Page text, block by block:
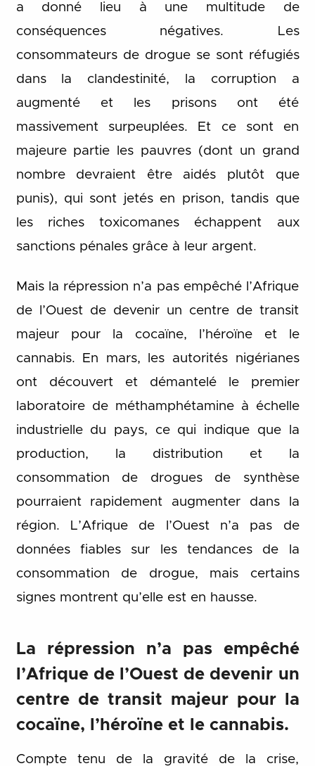
a donné lieu à une multitude de
conséquences négatives. Les
consommateurs de drogue se sont réfugiés
dans la clandestinité, la corruption a
augmenté et les prisons ont été
massivement surpeuplées. Et ce sont en
majeure partie les pauvres (dont un grand
nombre devraient être aidés plutôt que
punis), qui sont jetés en prison, tandis que
les riches toxicomanes échappent aux
sanctions pénales grâce à leur argent.
Mais la répression n’a pas empêché l’Afrique
de l’Ouest de devenir un centre de transit
majeur pour la cocaïne, l’héroïne et le
cannabis. En mars, les autorités nigérianes
ont découvert et démantelé le premier
laboratoire de méthamphétamine à échelle
industrielle du pays, ce qui indique que la
production, la distribution et la
consommation de drogues de synthèse
pourraient rapidement augmenter dans la
région. L’Afrique de l’Ouest n’a pas de
données fiables sur les tendances de la
consommation de drogue, mais certains
signes montrent qu’elle est en hausse.
La répression n’a pas empêché
l’Afrique de l’Ouest de devenir un
centre de transit majeur pour la
cocaïne, l’héroïne et le cannabis.
Compte tenu de la gravité de la crise,